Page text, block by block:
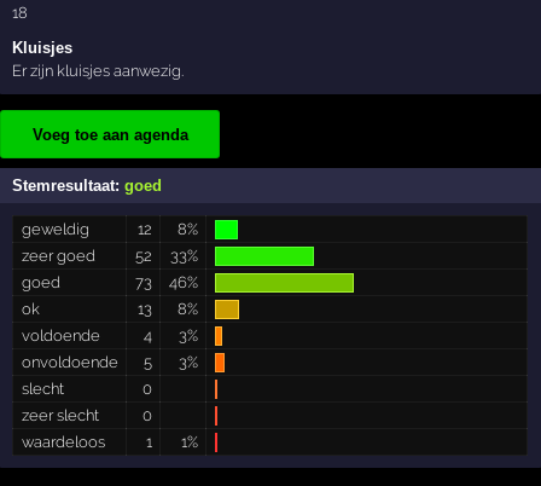
18
Kluisjes
Er zijn kluisjes aanwezig.
Voeg toe aan agenda
Stemresultaat:goed
geweldig 12
8%
zeer goed
52
33%
goed
73
46%
ok
13
8%
voldoende
4
3%
onvoldoende
5
3%
slecht
0
zeer slecht
0
waardeloos
1 1%